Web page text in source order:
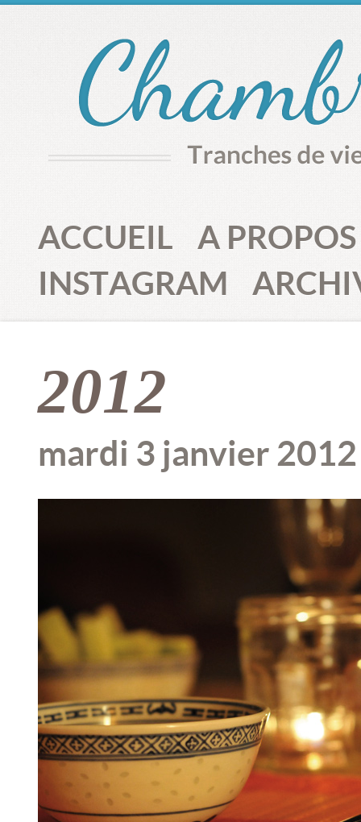
ACCUEIL
A PROPOS
INSTAGRAM
2012
mardi 3 janvier 2012